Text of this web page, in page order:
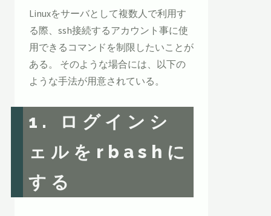
Linuxをサーバとして複数人で利用す
る際、ssh接続するアカウント事に使
用できるコマンドを制限したいことが
ある。 そのような場合には、以下の
ような手法が用意されている。
1. ログインシ
ェルをrbashに
する